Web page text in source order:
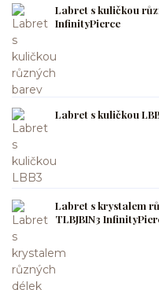
Labret s kuličkou
InfinityPierce
Labret s kuličkou
Labret s krystalem
TLBJBIN3